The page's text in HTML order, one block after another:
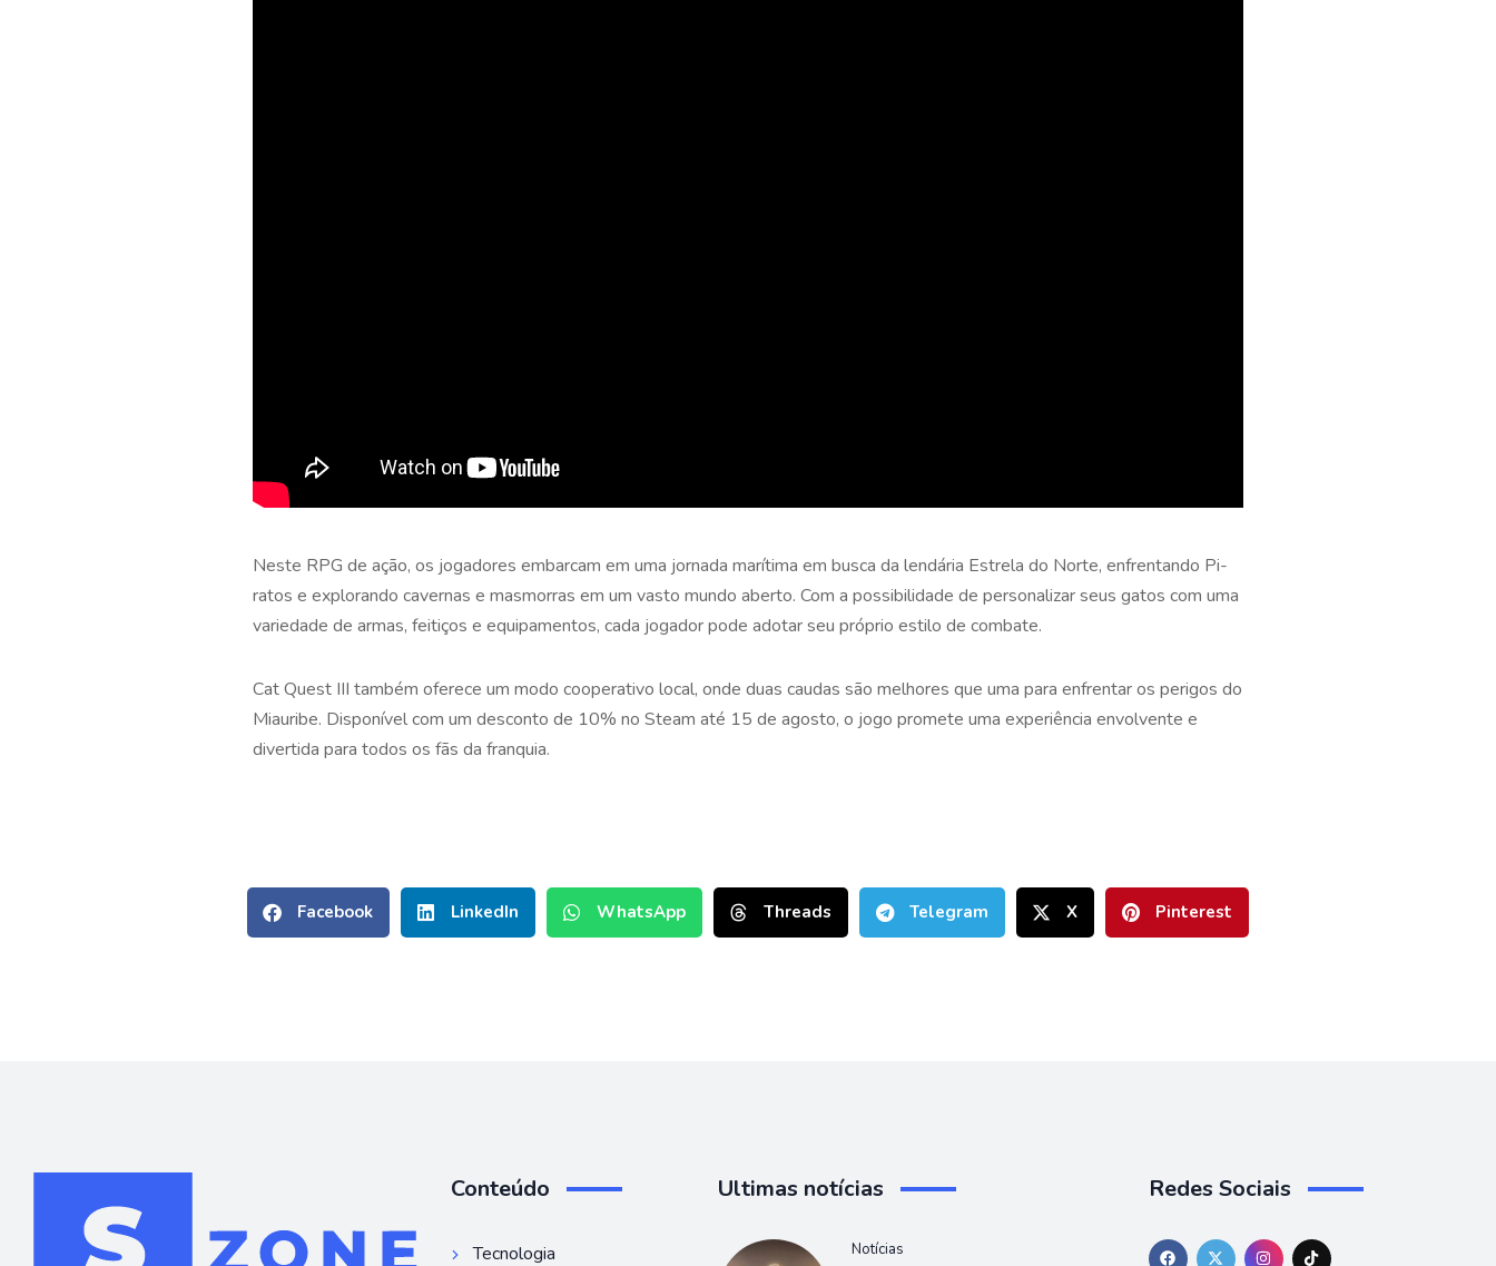
Neste RPG de ação, os jogadores embarcam em uma jornada marítima em busca da lendária Estrela do Norte, enfrentando Pi-
ratos e explorando cavernas e masmorras em um vasto mundo aberto. Com a possibilidade de personalizar seus gatos com uma
variedade de armas, feitiços e equipamentos, cada jogador pode adotar seu próprio estilo de combate.
Cat Quest III também oferece um modo cooperativo local, onde duas caudas são melhores que uma para enfrentar os perigos do
Miauribe. Disponível com um desconto de 10% no Steam até 15 de agosto, o jogo promete uma experiência envolvente e
divertida para todos os fãs da franquia.
Facebook LinkedIn WhatsApp Threads Telegram X Pinterest
Conteúdo
Tecnologia
Ultimas notícias
Notícias
Redes Sociais